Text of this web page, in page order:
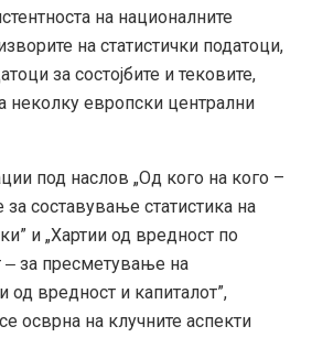
на националните
на статистички податоци,
за состојбите и тековите,
неколку европски централни
под наслов „Од кого на кого –
составување статистика на
и „Хартии од вредност по
‒ за пресметување на
од вредност и капиталот”,
осврна на клучните аспекти